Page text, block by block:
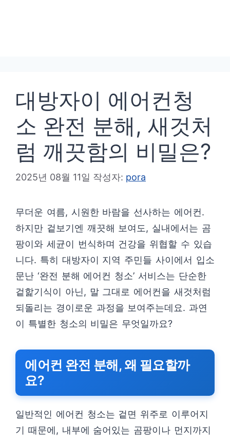
대방자이 에어컨청
소 완전 분해, 새것처
럼 깨끗함의 비밀은?
2025년 08월 11일 작성자: pora
무더운 여름, 시원한 바람을 선사하는 에어컨.
하지만 겉보기엔 깨끗해 보여도, 실내에서는 곰
팡이와 세균이 번식하며 건강을 위협할 수 있습
니다. 특히 대방자이 지역 주민들 사이에서 입소
문난 ‘완전 분해 에어컨 청소’ 서비스는 단순한
겉핥기식이 아닌, 말 그대로 에어컨을 새것처럼
되돌리는 경이로운 과정을 보여주는데요. 과연
이 특별한 청소의 비밀은 무엇일까요?
에어컨 완전 분해, 왜 필요할까
요?
일반적인 에어컨 청소는 겉면 위주로 이루어지
기 때문에, 내부에 숨어있는 곰팡이나 먼지까지